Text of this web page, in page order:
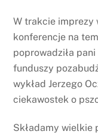
W trakcie imprezy
konferencje na
poprowadziła
funduszy
wykład Jerzego
ciekawostek o
Składamy wielkie